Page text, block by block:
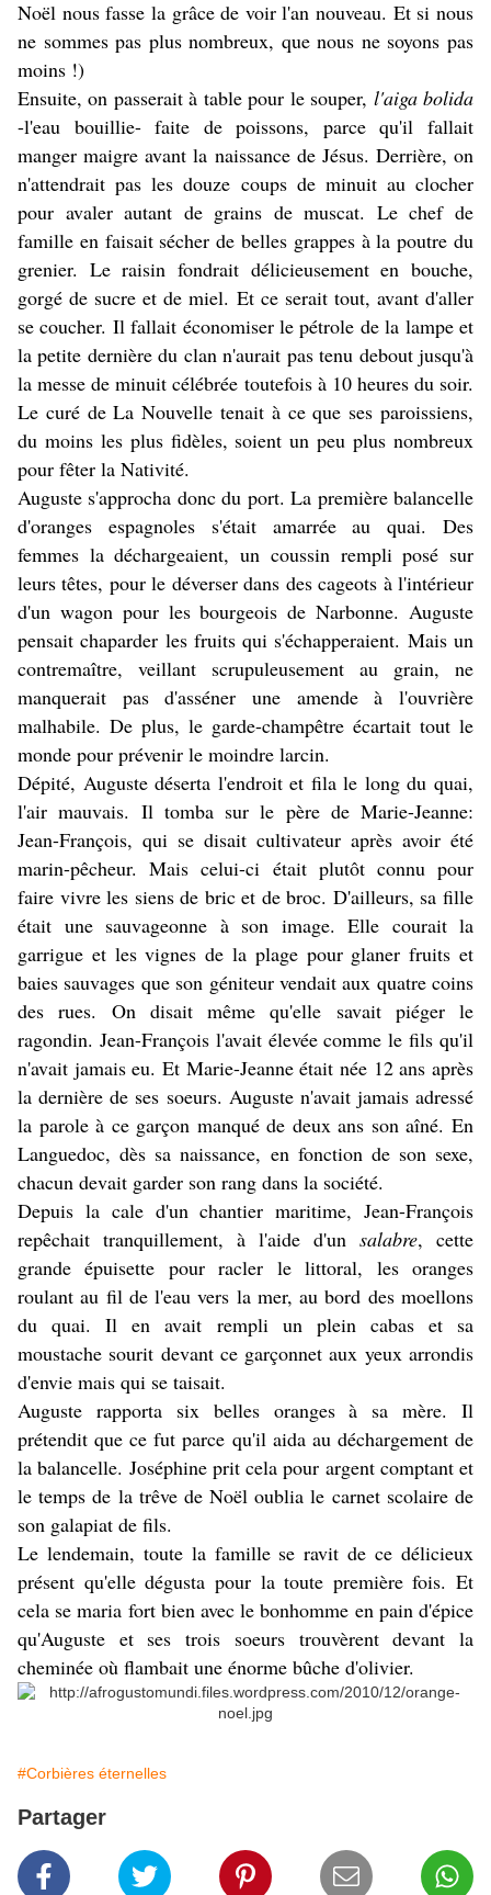
Noël nous fasse la grâce de voir l'an nouveau. Et si nous
ne sommes pas plus nombreux, que nous ne soyons pas
moins !)
Ensuite, on passerait à table pour le souper, l'aiga bolida
-l'eau bouillie- faite de poissons, parce qu'il fallait
manger maigre avant la naissance de Jésus. Derrière, on
n'attendrait pas les douze coups de minuit au clocher
pour avaler autant de grains de muscat. Le chef de
famille en faisait sécher de belles grappes à la poutre du
grenier. Le raisin fondrait délicieusement en bouche,
gorgé de sucre et de miel. Et ce serait tout, avant d'aller
se coucher. Il fallait économiser le pétrole de la lampe et
la petite dernière du clan n'aurait pas tenu debout jusqu'à
la messe de minuit célébrée toutefois à 10 heures du soir.
Le curé de La Nouvelle tenait à ce que ses paroissiens,
du moins les plus fidèles, soient un peu plus nombreux
pour fêter la Nativité.
Auguste s'approcha donc du port. La première balancelle
d'oranges espagnoles s'était amarrée au quai. Des
femmes la déchargeaient, un coussin rempli posé sur
leurs têtes, pour le déverser dans des cageots à l'intérieur
d'un wagon pour les bourgeois de Narbonne. Auguste
pensait chaparder les fruits qui s'échapperaient. Mais un
contremaître, veillant scrupuleusement au grain, ne
manquerait pas d'asséner une amende à l'ouvrière
malhabile. De plus, le garde-champêtre écartait tout le
monde pour prévenir le moindre larcin.
Dépité, Auguste déserta l'endroit et fila le long du quai,
l'air mauvais. Il tomba sur le père de Marie-Jeanne:
Jean-François, qui se disait cultivateur après avoir été
marin-pêcheur. Mais celui-ci était plutôt connu pour
faire vivre les siens de bric et de broc. D'ailleurs, sa fille
était une sauvageonne à son image. Elle courait la
garrigue et les vignes de la plage pour glaner fruits et
baies sauvages que son géniteur vendait aux quatre coins
des rues. On disait même qu'elle savait piéger le
ragondin. Jean-François l'avait élevée comme le fils qu'il
n'avait jamais eu. Et Marie-Jeanne était née 12 ans après
la dernière de ses soeurs. Auguste n'avait jamais adressé
la parole à ce garçon manqué de deux ans son aîné. En
Languedoc, dès sa naissance, en fonction de son sexe,
chacun devait garder son rang dans la société.
Depuis la cale d'un chantier maritime, Jean-François
repêchait tranquillement, à l'aide d'un salabre, cette
grande épuisette pour racler le littoral, les oranges
roulant au fil de l'eau vers la mer, au bord des moellons
du quai. Il en avait rempli un plein cabas et sa
moustache sourit devant ce garçonnet aux yeux arrondis
d'envie mais qui se taisait.
Auguste rapporta six belles oranges à sa mère. Il
prétendit que ce fut parce qu'il aida au déchargement de
la balancelle. Joséphine prit cela pour argent comptant et
le temps de la trêve de Noël oublia le carnet scolaire de
son galapiat de fils.
Le lendemain, toute la famille se ravit de ce délicieux
présent qu'elle dégusta pour la toute première fois. Et
cela se maria fort bien avec le bonhomme en pain d'épice
qu'Auguste et ses trois soeurs trouvèrent devant la
cheminée où flambait une énorme bûche d'olivier.
#Corbières éternelles
Partager